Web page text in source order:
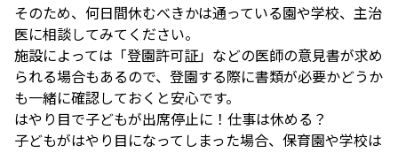
そのため、何日間休むべきかは通っている園や学校、主治
医に相談してみてください。
施設によっては「登園許可証」などの医師の意見書が求め
られる場合もあるので、登園する際に書類が必要かどうか
も一緒に確認しておくと安心です。
はやり目で子どもが出席停止に！仕事は休める？
子どもがはやり目になってしまった場合、保育園や学校は